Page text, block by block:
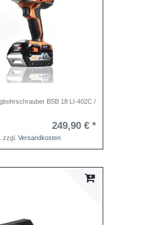
BSB 18 LI-402C /
249,90 € *
zzgl.Versandkosten